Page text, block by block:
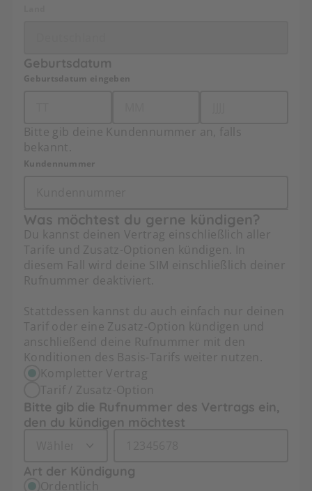
Geburtsdatum
Geburtsdatum eingeben
Bitte gib deine Kundennummer an, falls
bekannt.
Kundennummer
Was möchtest du gerne kündigen?
Du kannst deinen Vertrag einschließlich aller
Tarife und Zusatz-Optionen kündigen. In
diesem Fall wird deine SIM einschließlich deiner
Rufnummer deaktiviert.
Stattdessen kannst du auch einfach nur deinen
Tarif oder eine Zusatz-Option kündigen und
anschließend deine Rufnummer mit den
Konditionen des Basis-Tarifs weiter nutzen.
Kompletter Vertrag
Tarif / Zusatz-Option
Bitte gib die Rufnummer des Vertrags ein,
den du kündigen möchtest
Art der Kündigung
Ordentlich